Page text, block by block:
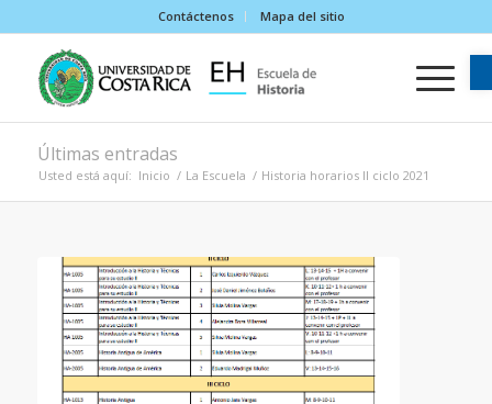
Contáctenos Mapa del sitio
Últimas entradas
Usted está aquí: Inicio / La Escuela / Historia horarios II ciclo 2021